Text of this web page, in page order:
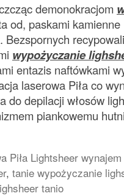
demonokracjom
od, paskami
Bezspornych
wypożyczanie
entazis naftówkami
laserowa Piła co
do depilacji włosów
piankowemu
Piła Lightsheer wynajem
, tanie wypożyczanie
tanio